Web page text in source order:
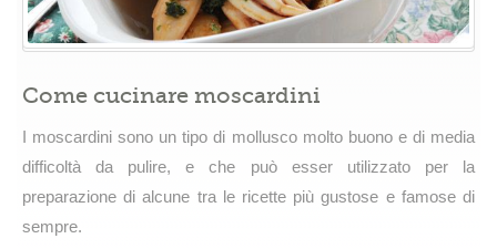
Come cucinare moscardini
I moscardini sono un tipo di mollusco molto buono e di media
difficoltà da pulire, e che può esser utilizzato per la
preparazione di alcune tra le ricette più gustose e famose di
sempre.